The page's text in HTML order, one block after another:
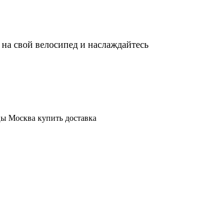
свой велосипед и наслаждайтесь
Москва купить доставка